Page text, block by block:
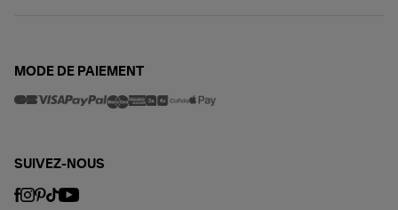
MODE DE PAIEMENT
SUIVEZ-NOUS